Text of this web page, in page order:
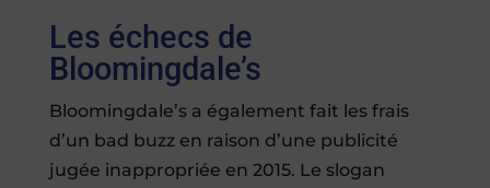
Les échecs de
Bloomingdale’s
Bloomingdale’s a également fait les frais
d’un bad buzz en raison d’une publicité
jugée inappropriée en 2015. Le slogan